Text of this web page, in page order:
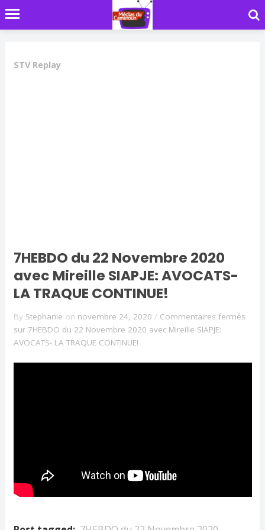
STV Replay
7HEBDO du 22 Novembre 2020
avec Mireille SIAPJE: AVOCATS-
LA TRAQUE CONTINUE!
By Stephanie on novembre 24, 2020 / Commentaires fermés
sur 7HEBDO du 22 Novembre 2020 avec Mireille SIAPJE:
AVOCATS- LA TRAQUE CONTINUE!